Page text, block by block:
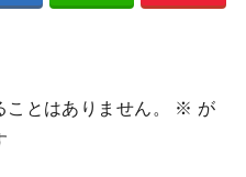
とはありません。 ※ が